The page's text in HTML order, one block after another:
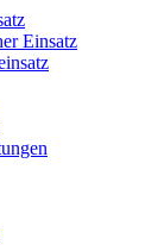
Einsatz